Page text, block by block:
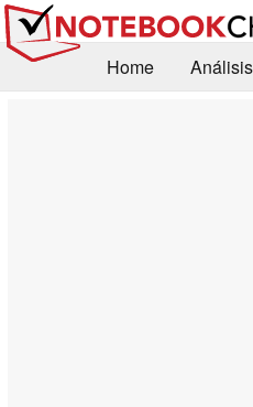
Home Análisis